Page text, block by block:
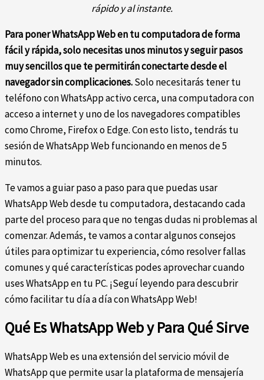
rápido y al instante.
Para poner WhatsApp Web en tu computadora de forma
fácil y rápida, solo necesitas unos minutos y seguir pasos
muy sencillos que te permitirán conectarte desde el
navegador sin complicaciones.Solo necesitarás tener tu
teléfono con WhatsApp activo cerca, una computadora con
acceso a internet y uno de los navegadores compatibles
como Chrome, Firefox o Edge. Con esto listo, tendrás tu
sesión de WhatsApp Web funcionando en menos de 5
minutos.
Te vamos a guiar paso a paso para que puedas usar
WhatsApp Web desde tu computadora, destacando cada
parte del proceso para que no tengas dudas ni problemas al
comenzar. Además, te vamos a contar algunos consejos
útiles para optimizar tu experiencia, cómo resolver fallas
comunes y qué características podes aprovechar cuando
uses WhatsApp en tu PC. ¡Seguí leyendo para descubrir
cómo facilitar tu día a día con WhatsApp Web!
Qué Es WhatsApp Web y Para Qué Sirve
WhatsApp Web es una extensión del servicio móvil de
WhatsApp que permite usar la plataforma de mensajería